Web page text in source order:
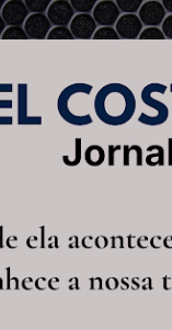
Pular para o